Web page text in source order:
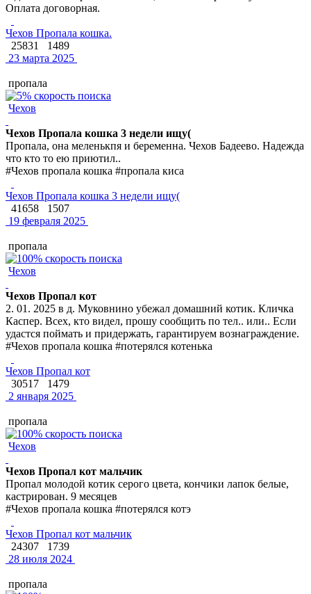
Оплата договорная.
Чехов Пропала кошка.
25831
1489
23 марта 2025
пропала
Чехов
Чехов Пропала кошка 3 недели ищу(
Пропала, она меленькпя и беременна. Чехов Бадеево. Надежда
что кто то ею приютил..
#Чехов пропала кошка #пропала киса
Чехов Пропала кошка 3 недели ищу(
41658
1507
19 февраля 2025
пропала
Чехов
Чехов Пропал кот
2. 01. 2025 в д. Муковнино убежал домашний котик. Кличка
Каспер. Всех, кто видел, прошу сообщить по тел.. или.. Если
удастся поймать и придержать, гарантируем вознаграждение.
#Чехов пропала кошка #потерялся котенька
Чехов Пропал кот
30517
1479
2 января 2025
пропала
Чехов
Чехов Пропал кот мальчик
Пропал молодой котик серого цвета, кончики лапок белые,
кастрирован. 9 месяцев
#Чехов пропала кошка #потерялся котэ
Чехов Пропал кот мальчик
24307
1739
28 июля 2024
пропала